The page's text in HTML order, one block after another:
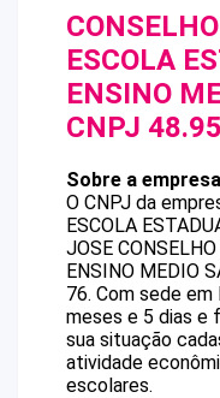
ESCOLA
ENSINO
CNPJ
Sobre a empresa
O CNPJ da
ESCOLA
JOSE
ENSINO MEDIO
76. Com sede em
meses e 5 dias e
sua situação
atividade
escolares.